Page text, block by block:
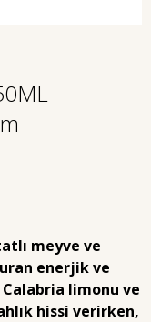
meyve ve
enerjik ve
limonu ve
hissi verirken,